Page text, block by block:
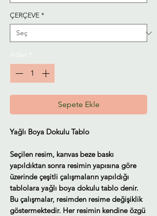
ÇERÇEVE *
Sepete Ekle
Yağlı Boya Dokulu Tablo
Seçilen resim, kanvas beze baskı
yapıldıktan sonra resimin yapısına göre
üzerinde çeşitli çalışmaların yapıldığı
tablolara yağlı boya dokulu tablo denir.
Bu çalışmalar, resimden resime değişiklik
göstermektedir. Her resimin kendine özgü